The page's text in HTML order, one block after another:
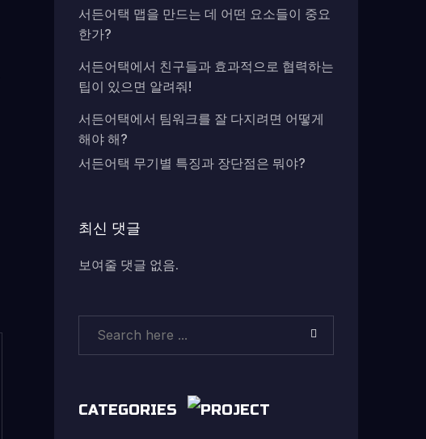
서든어택 맵을 만드는 데 어떤 요소들이 중요
한가?
서든어택에서 친구들과 효과적으로 협력하는
팁이 있으면 알려줘!
서든어택에서 팀워크를 잘 다지려면 어떻게
해야 해?
서든어택 무기별 특징과 장단점은 뭐야?
최신 댓글
보여줄 댓글 없음.
CATEGORIES